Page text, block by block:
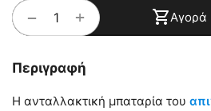
+
− Αγορά
Περιγραφή
Η ανταλλακτική μπαταρία του